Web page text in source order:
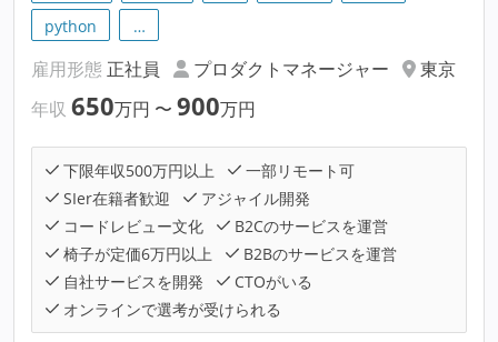
python
…
雇用形態 正社員 プロダクトマネージャー
東京
年収 650万円 〜 900万円
下限年収500万円以上
一部リモート可
SIer在籍者歓迎
アジャイル開発
コードレビュー文化
B2Cのサービスを運営
椅子が定価6万円以上
B2Bのサービスを運営
自社サービスを開発
CTOがいる
オンラインで選考が受けられる